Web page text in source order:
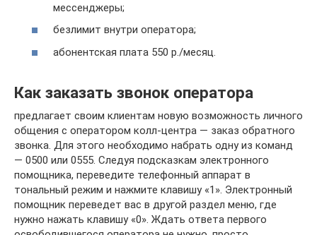
мессенджеры;
безлимит внутри оператора;
абонентская плата 550 р./месяц.
Как заказать звонок оператора
предлагает своим клиентам новую возможность личного
общения с оператором колл-центра — заказ обратного
звонка. Для этого необходимо набрать одну из команд
— 0500 или 0555. Следуя подсказкам электронного
помощника, переведите телефонный аппарат в
тональный режим и нажмите клавишу «1». Электронный
помощник переведет вас в другой раздел меню, где
нужно нажать клавишу «0». Ждать ответа первого